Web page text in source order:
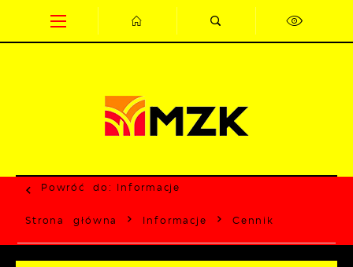
Przejdź do menu.
Przejdź do wyszukiwarki.
Przejdź do treści.
Przejdź do ustawień wielkości czcionki.
Wyłącz wersję kontrastową strony.
Powróć do: Informacje
Strona główna Informacje Cennik